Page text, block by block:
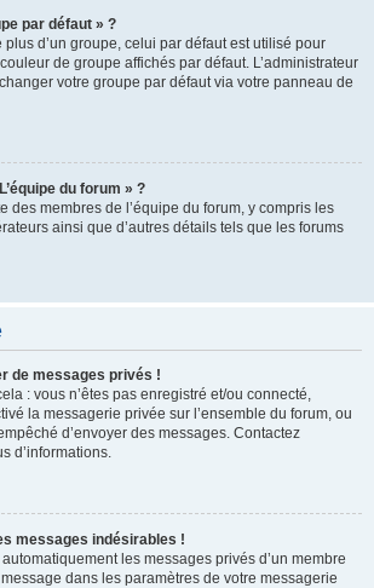
par défaut » ?
d’un groupe, celui par défaut est utilisé pour
de groupe affichés par défaut. L’administrateur
votre groupe par défaut via votre panneau de
du forum » ?
des membres de l’équipe du forum, y compris les
ainsi que d’autres détails tels que les forums
de messages privés !
: vous n’êtes pas enregistré et/ou connecté,
la messagerie privée sur l’ensemble du forum, ou
d’envoyer des messages. Contactez
d’informations.
messages indésirables !
les messages privés d’un membre
dans les paramètres de votre messagerie